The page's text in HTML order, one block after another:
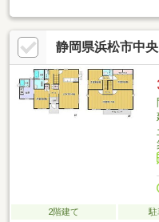
バルコニー
静岡県浜松市中
2階建て 駐